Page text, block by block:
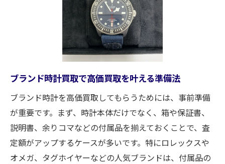
ロレックス買取で安心感を得るポイント
高級時計買取の店舗選びで重視すべき点
静岡のブランド時計買取店の比較基準
買取トラブルを避ける事前準備のコツ
状態問わずブランド時計が買取可能な理由とは
壊れたブランド時計も買取対象となる理由
不動や傷有り時計が買取できる仕組み解説
買取店が状態不問でブランド時計を扱う背
景
ブランド時計買取で高価買取を叶える準備法
ブランド時計を高価買取してもらうためには、事前準備
が重要です。まず、時計本体だけでなく、箱や保証書、
説明書、余りコマなどの付属品を揃えておくことで、査
定額がアップするケースが多いです。特にロレックスや
オメガ、タグホイヤーなどの人気ブランドは、付属品の